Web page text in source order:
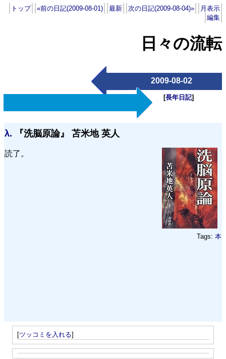
トップ «前の日記(2009-08-01) 最新 次の日記(2009-08-04)»
月表示
編集
日々の流転
2009-08-02
[長年日記]
λ. 『洗脳原論』 苫米地 英人
読了。
Tags: 本
[ツッコミを入れる]